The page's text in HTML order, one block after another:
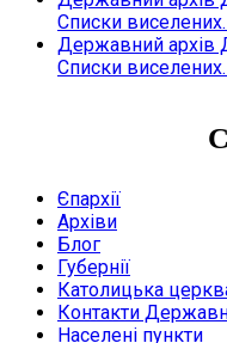
Списки
Державний архів
Списки
Єпархії
Архіви
Блог
Губернії
Католицька
Контакти
Населені пункти